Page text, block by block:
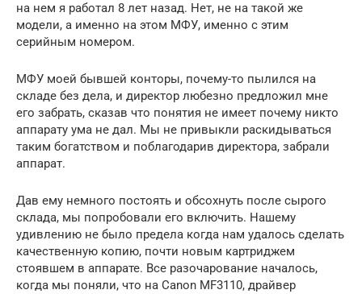
на нем я работал 8 лет назад. Нет, не на такой же
модели, а именно на этом МФУ, именно с этим
серийным номером.
МФУ моей бывшей конторы, почему-то пылился на
складе без дела, и директор любезно предложил мне
его забрать, сказав что понятия не имеет почему никто
аппарату ума не дал. Мы не привыкли раскидываться
таким богатством и поблагодарив директора, забрали
аппарат.
Дав ему немного постоять и обсохнуть после сырого
склада, мы попробовали его включить. Нашему
удивлению не было предела когда нам удалось сделать
качественную копию, почти новым картриджем
стоявшем в аппарате. Все разочарование началось,
когда мы поняли, что на Canon MF3110, драйвер